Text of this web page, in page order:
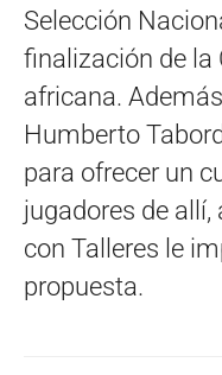
Selección
finalización de la
africana.
Humberto
para ofrecer un
jugadores de
con Talleres le
propuesta.